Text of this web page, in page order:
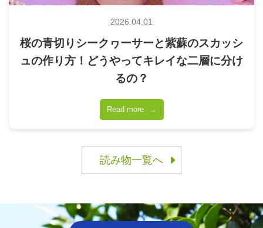
2026.04.01
桜の青切りシークヮーサーと紫蘇のスカッシ
ュの作り方！どうやってキレイな二層に分け
るの？
Read more →
読み物一覧へ